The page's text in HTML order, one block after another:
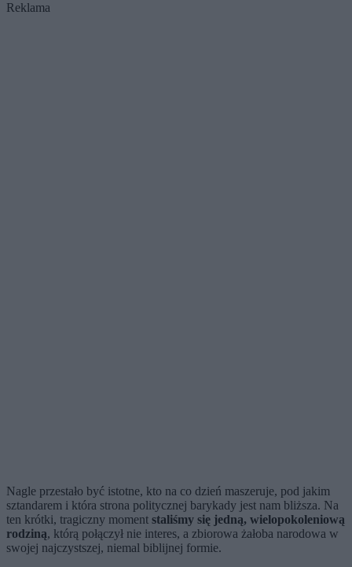
Reklama
Nagle przestało być istotne, kto na co dzień maszeruje, pod jakim
sztandarem i która strona politycznej barykady jest nam bliższa. Na
ten krótki, tragiczny moment staliśmy się jedną, wielopokoleniową
rodziną, którą połączył nie interes, a zbiorowa żałoba narodowa w
swojej najczystszej, niemal biblijnej formie.